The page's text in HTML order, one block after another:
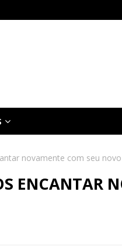
novamente com seu
ENCANTAR